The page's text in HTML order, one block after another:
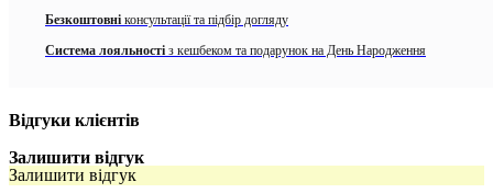
Безкоштовні консультації та підбір догляду
Система лояльності з кешбеком та подарунок на День Народження
Відгуки клієнтів
Залишити відгук
Залишити відгук